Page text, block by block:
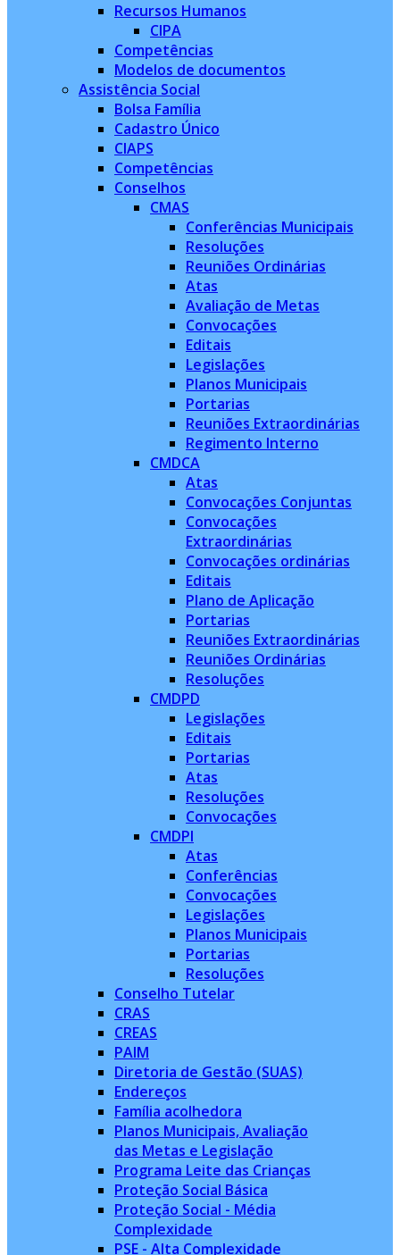
Recursos Humanos
CIPA
Competências
Modelos de documentos
Assistência Social
Bolsa Família
Cadastro Único
CIAPS
Competências
Conselhos
CMAS
Conferências Municipais
Resoluções
Reuniões Ordinárias
Atas
Avaliação de Metas
Convocações
Editais
Legislações
Planos Municipais
Portarias
Reuniões Extraordinárias
Regimento Interno
CMDCA
Atas
Convocações Conjuntas
Convocações
Extraordinárias
Convocações ordinárias
Editais
Plano de Aplicação
Portarias
Reuniões Extraordinárias
Reuniões Ordinárias
Resoluções
CMDPD
Legislações
Editais
Portarias
Atas
Resoluções
Convocações
CMDPI
Atas
Conferências
Convocações
Legislações
Planos Municipais
Portarias
Resoluções
Conselho Tutelar
CRAS
CREAS
PAIM
Diretoria de Gestão (SUAS)
Endereços
Família acolhedora
Planos Municipais, Avaliação
das Metas e Legislação
Programa Leite das Crianças
Proteção Social Básica
Proteção Social - Média
Complexidade
PSE - Alta Complexidade